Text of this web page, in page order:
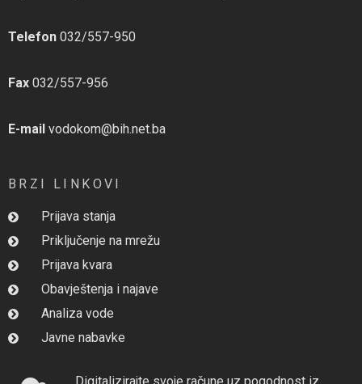
Telefon 032/557-950
Fax 032/557-956
E-mail vodokom@bih.net.ba
BRZI LINKOVI
Prijava stanja
Priključenje na mrežu
Prijava kvara
Obavještenja i najave
Analiza vode
Javne nabavke